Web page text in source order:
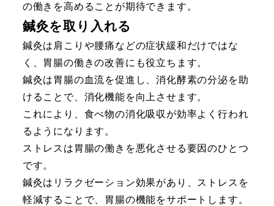
の働きを高めることが期待できます。
鍼灸を取り入れる
鍼灸は肩こりや腰痛などの症状緩和だけではな
く、胃腸の働きの改善にも役立ちます。
鍼灸は胃腸の血流を促進し、消化酵素の分泌を助
けることで、消化機能を向上させます。
これにより、食べ物の消化吸収が効率よく行われ
るようになります。
ストレスは胃腸の働きを悪化させる要因のひとつ
です。
鍼灸はリラクゼーション効果があり、ストレスを
軽減することで、胃腸の機能をサポートします。